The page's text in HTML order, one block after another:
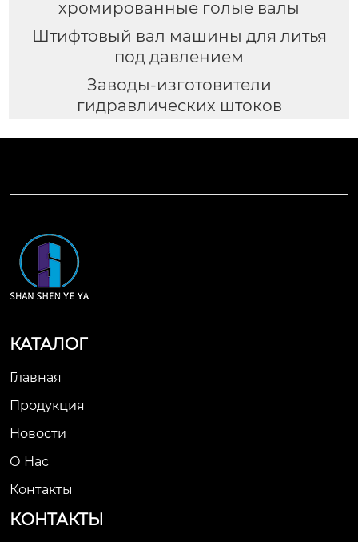
хромированные голые валы
Штифтовый вал машины для литья
под давлением
Заводы-изготовители
гидравлических штоков
КАТАЛОГ
Главная
Продукция
Новости
О Нас
Контакты
КОНТАКТЫ